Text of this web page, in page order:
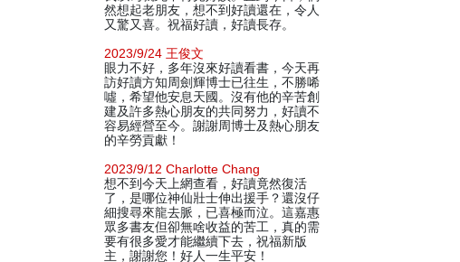
然想起老朋友，想不到好讀還在，令人
又驚又喜。祝福好讀，好讀長存。
2023/9/24 王俊文
眼力不好，多年沒來好讀看書，今天再
訪好讀方知周劍輝博士已往生，不勝唏
噓，希望他安息天國。沒有他的辛苦創
建及許多熱心朋友的共同努力，好讀不
容易經營至今。謝謝周博士及熱心朋友
的辛勞貢獻！
2023/9/12 Charlotte Chang
想不到今天上網查看，好讀竟然復活
了，是哪位神仙壯士伸出援手？還沒仔
細搜尋來龍去脈，已喜極而泣。這嘉惠
眾多書友但卻無啥收益的苦工，真的需
要有很多愛才能繼續下去，祝福新版
主，謝謝您！好人一生平安！